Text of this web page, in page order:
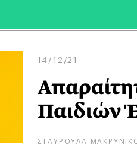
14/12/21
Παιδιών
ΣΤΑΥΡΟΥΛΑ